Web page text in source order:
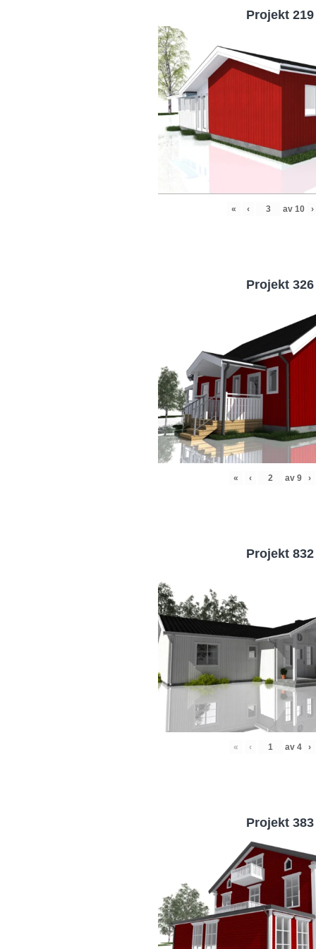
Projekt 219
« ‹ av 10 ›
Projekt 326
« ‹ av 9 ›
Projekt 832
« ‹ av 4 ›
Projekt 383